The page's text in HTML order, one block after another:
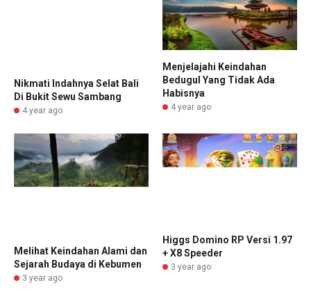
Nikmati Indahnya Selat Bali
Di Bukit Sewu Sambang
4 year ago
Menjelajahi Keindahan
Bedugul Yang Tidak Ada
Habisnya
4 year ago
Melihat Keindahan Alami dan
Sejarah Budaya di Kebumen
3 year ago
Higgs Domino RP Versi 1.97
+ X8 Speeder
3 year ago